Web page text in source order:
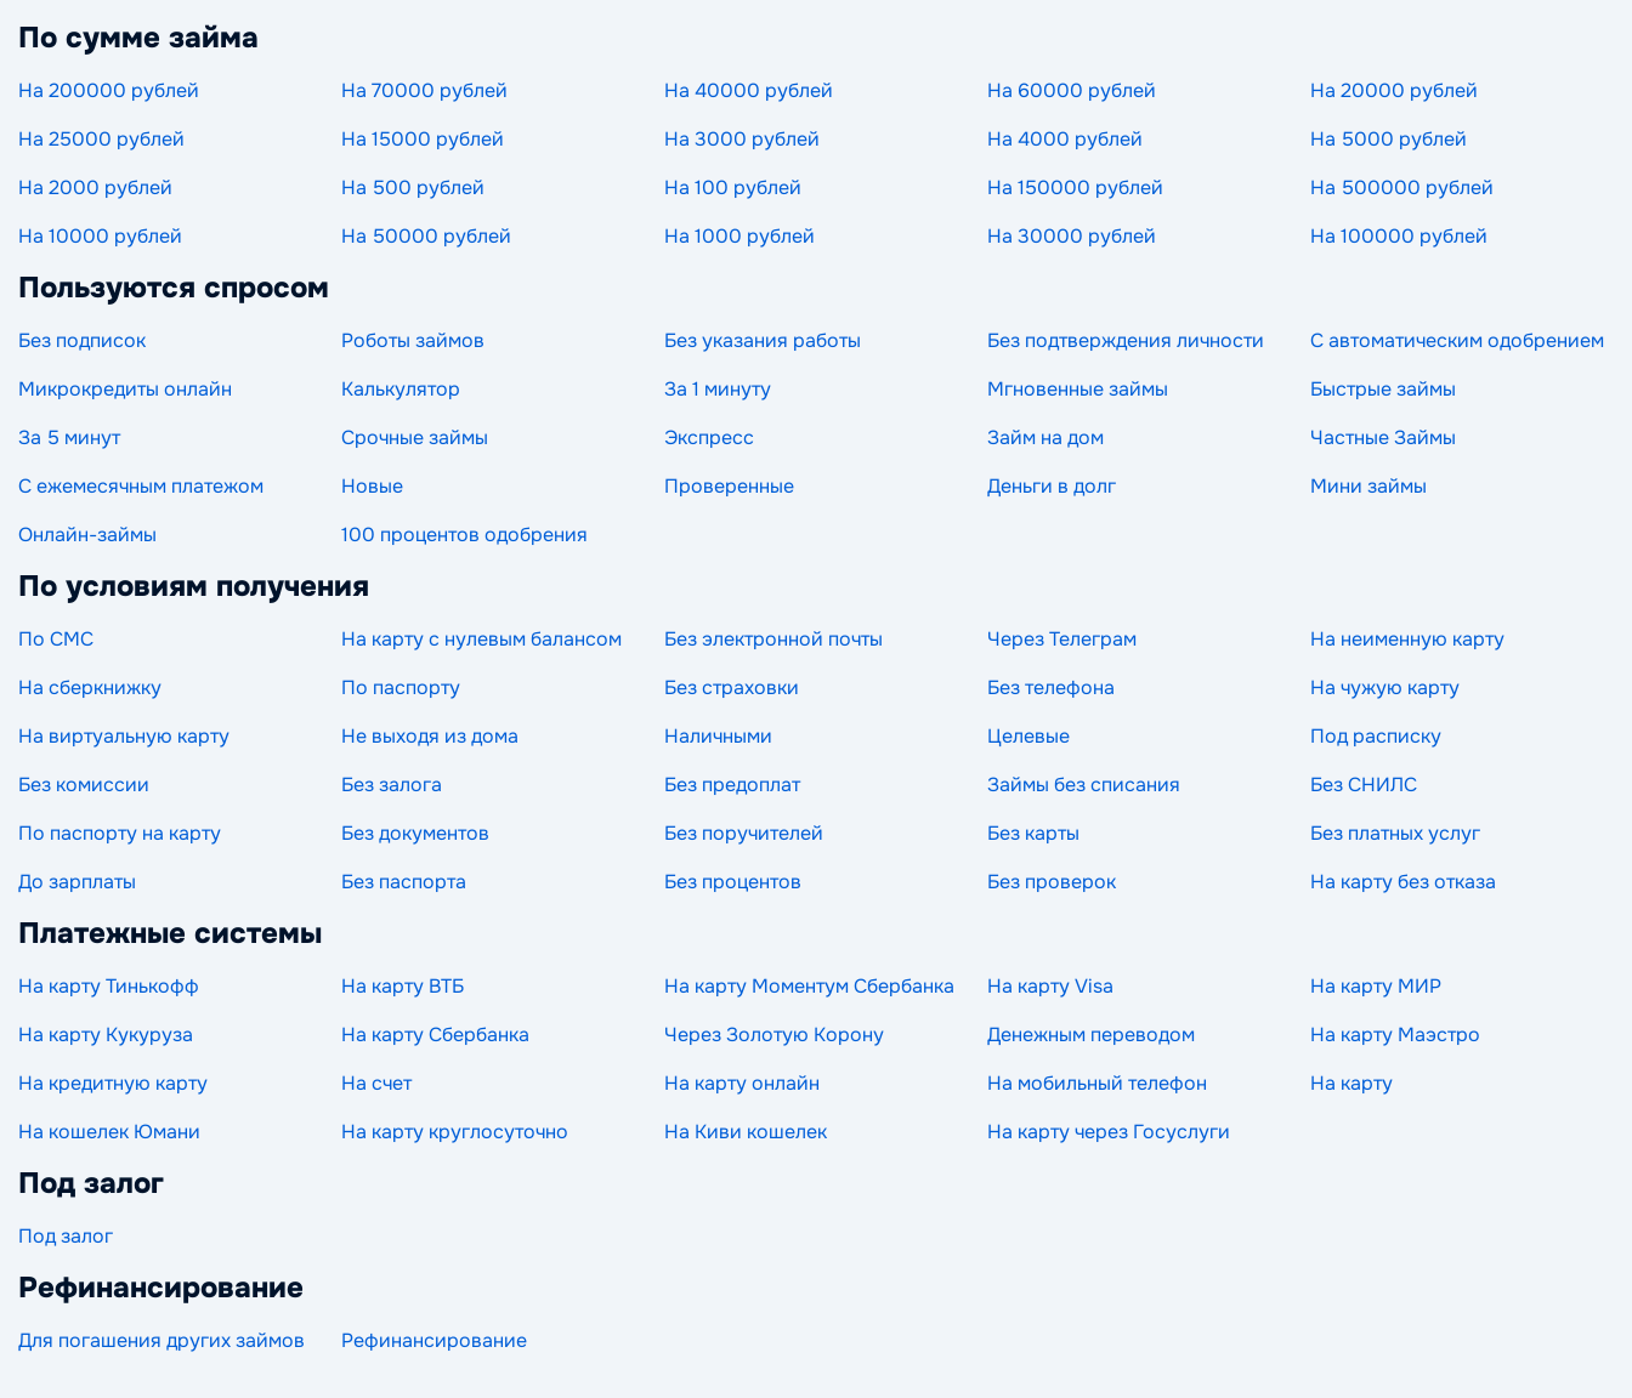
По сумме займа
На 200000 рублей На 70000 рублей На 40000 рублей На 60000 рублей
На 20000 рублей
На 25000 рублей
На 15000 рублей На 3000 рублей На 4000 рублей
На 5000 рублей
На 2000 рублей
На 500 рублей На 100 рублей На 150000 рублей
На 500000 рублей
На 10000 рублей
На 50000 рублей На 1000 рублей На 30000 рублей На 100000 рублей
Пользуются спросом
Без подписок Роботы займов Без указания работы Без подтверждения личности
С автоматическим одобрением
Микрокредиты онлайн
Калькулятор За 1 минуту Мгновенные займы
Быстрые займы
За 5 минут
Срочные займы Экспресс Займ на дом
Частные Займы
С ежемесячным платежом
Новые Проверенные Деньги в долг
Мини займы
Онлайн-займы
100 процентов одобрения
По условиям получения
По СМС На карту с нулевым балансом Без электронной почты Через Телеграм
На неименную карту
На сберкнижку
По паспорту Без страховки Без телефона
На чужую карту
На виртуальную карту
Не выходя из дома Наличными Целевые
Под расписку
Без комиссии
Без залога Без предоплат Займы без списания
Без СНИЛС
По паспорту на карту
Без документов Без поручителей Без карты
Без платных услуг
До зарплаты
Без паспорта Без процентов Без проверок На карту без отказа
Платежные системы
На карту Тинькофф На карту ВТБ На карту Моментум Сбербанка На карту Visa
На карту МИР
На карту Кукуруза
На карту Сбербанка Через Золотую Корону Денежным переводом
На карту Маэстро
На кредитную карту
На счет На карту онлайн На мобильный телефон
На карту
На кошелек Юмани
На карту круглосуточно На Киви кошелек На карту через Госуслуги
Под залог
Под залог
Рефинансирование
Для погашения других займов Рефинансирование